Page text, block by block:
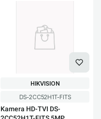
Kod produktu
DS-2CC52H1T-FITS
Kamera HD-TVI DS-
PRODUCENT
HIKVISION